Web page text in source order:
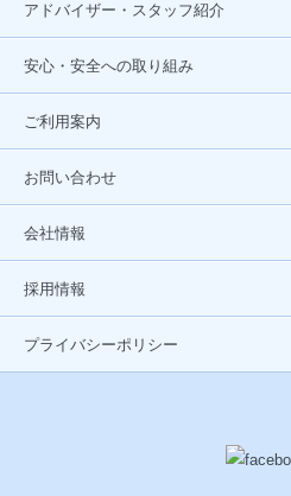
アドバイザー・スタッフ紹介
安心・安全への取り組み
ご利用案内
お問い合わせ
会社情報
採用情報
プライバシーポリシー